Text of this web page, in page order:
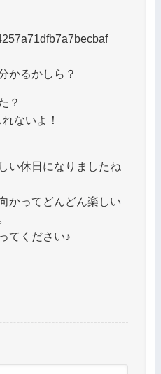
かるかしら？
？
ないよ！
い休日になりましたね
かってどんどん楽しい
てください♪